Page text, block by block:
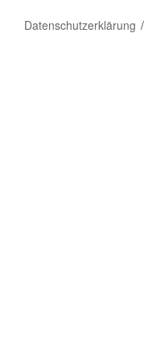
Datenschutzerklärung